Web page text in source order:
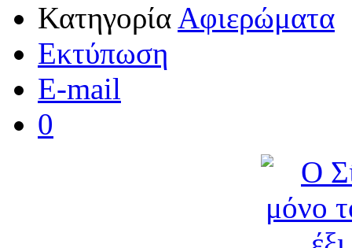
Κατηγορία Αφιερώματα
Εκτύπωση
E-mail
0